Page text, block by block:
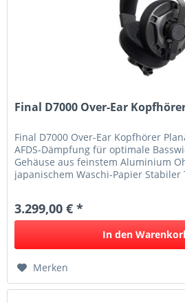
Final D7000 Over-Ear
Final D7000 Over-Ear Kopfhörer
AFDS-Dämpfung für optimale
Gehäuse aus feinstem Aluminium
japanischem Waschi-Papier
3.299,00 € *
In den
Merken